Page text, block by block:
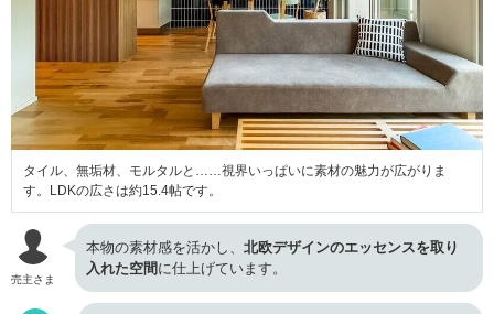
タイル、無垢材、モルタルと……視界いっぱいに素材の魅力が広がりま
す。LDKの広さは約15.4帖です。
売主さま
本物の素材感を活かし、 北欧デザインのエッセンスを取り
入れた空間 に仕上げています。